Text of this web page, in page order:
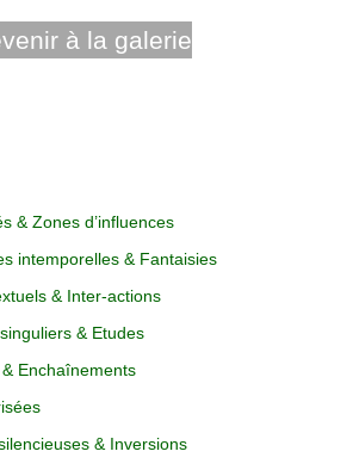
à la galerie
& Zones d’influences
intemporelles & Fantaisies
& Inter-actions
& Etudes
Enchaînements
& Inversions